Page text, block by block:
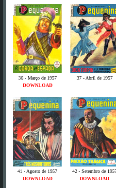
36 - Março de 1957
37 - Abril de 1957
DOWNLOAD
41 - Agosto de 1957
42 - Setembro de
DOWNLOAD
DOWNLOAD